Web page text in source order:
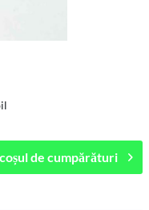
coșul de cumpărături